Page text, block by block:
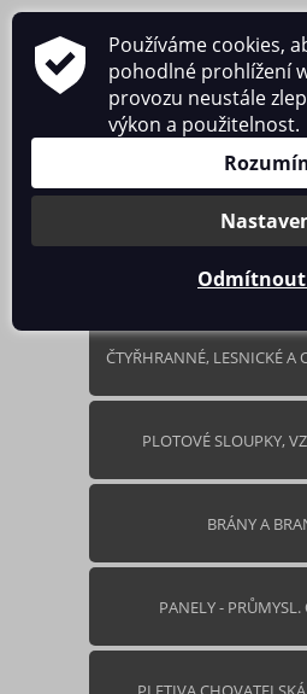
ČTYŘHRANNÉ, LESNICKÉ A
PLOTOVÉ SLOUPKY,
BRÁNY A
PANELY -
Používáme cookies,
pohodlné prohlížení
provozu neustále
výkon a použitelnost.
Odmítnout